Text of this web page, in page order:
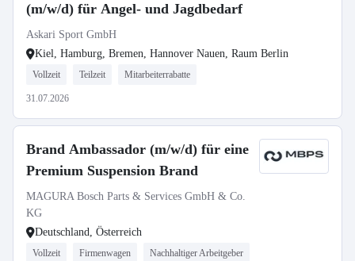
(m/w/d) für Angel- und Jagdbedarf
Askari Sport GmbH
Kiel, Hamburg, Bremen, Hannover Nauen, Raum Berlin
Vollzeit Teilzeit Mitarbeiterrabatte
31.07.2026
Brand Ambassador (m/w/d) für eine
Premium Suspension Brand
MAGURA Bosch Parts & Services GmbH & Co.
KG
Deutschland, Österreich
Vollzeit Firmenwagen Nachhaltiger Arbeitgeber